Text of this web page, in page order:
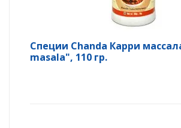
Специи Chanda Карри
masala", 110 гр.